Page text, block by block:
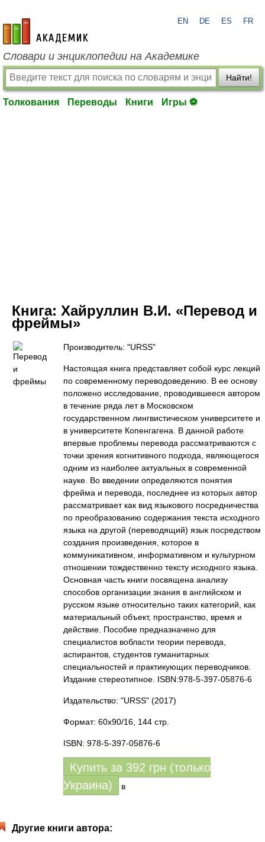
academic.ru
EN DE ES FR
Словари и энциклопедии на Академике
Найти!
Толкования Переводы Книги Игры ⚽
Книга: Хайруллин В.И. «Перевод и
фреймы»
Производитель: "URSS"
Настоящая книга представляет собой курс лекций
по современному переводоведению. В ее основу
положено исследование, проводившееся автором
в течение ряда лет в Московском
государственном лингвистическом университете и
в университете Копенгагена. В данной работе
впервые проблемы перевода рассматриваются с
точки зрения когнитивного подхода, являющегося
одним из наиболее актуальных в современной
науке. Во введении определяются понятия
фрейма и перевода, последнее из которых автор
рассматривает как вид языкового посредничества
по преобразованию содержания текста исходного
языка на другой (переводящий) язык посредством
создания произведения, которое в
коммуникативном, информативном и культурном
отношении тождественно тексту исходного языка.
Основная часть книги посвящена анализу
способов организации знания в английском и
русском языке относительно таких категорий, как
материальный объект, пространство, время и
действие. Пособие предназначено для
специалистов вобласти теории перевода,
аспирантов, студентов гуманитарных
специальностей и практикующих переводчиков.
Издание стереотипное. ISBN:978-5-397-05876-6
Издательство: "URSS" (2017)
Формат: 60x90/16, 144 стр.
ISBN: 978-5-397-05876-6
Купить за 392 грн (только
Украина)
в
Другие книги автора: